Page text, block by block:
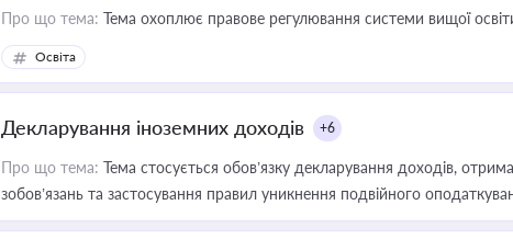
Про що тема: Тема охоплює правове регулювання системи вищої освіти,
Освіта
Декларування іноземних доходів +6
Про що тема: Тема стосується обов’язку декларування доходів,
зобов’язань та застосування правил уникнення подвійного